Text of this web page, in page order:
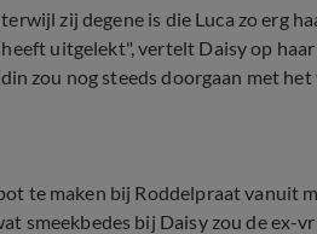
zij degene is die Luca zo erg
uitgelekt", vertelt Daisy op
zou nog steeds doorgaan met
te maken bij Roddelpraat vanuit
smeekbedes bij Daisy zou de ex-